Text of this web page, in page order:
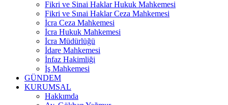
Fikri ve Sinai Haklar Hukuk Mahkemesi
Fikri ve Sınai Haklar Ceza Mahkemesi
İcra Ceza Mahkemesi
İcra Hukuk Mahkemesi
İcra Müdürlüğü
İdare Mahkemesi
İnfaz Hakimliği
İş Mahkemesi
GÜNDEM
KURUMSAL
Hakkımda